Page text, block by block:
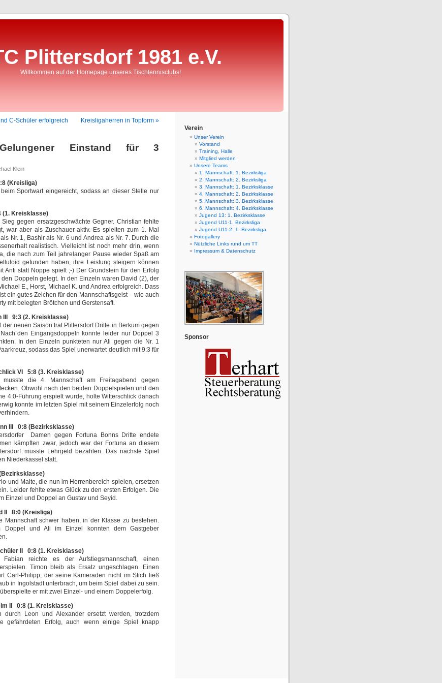
Plittersdorf 1981 e.V.
Willkommen auf der Homepage unseres Tischtennisclubs!
C-Schüler erfolgreich Kreisligaherren in Topform »
Einstand für 3
Klein
(Kreisliga)
Sportwart eingereicht, sodass an dieser Stelle nur
(1. Kreisklasse)
gegen ersatzgeschwächte Gegner. Christian fehlte
war aber als Zuschauer aktiv. Es spielten zum 1. Mal
Nr. 1, Bashir als Nr. 6 und Andrea als Nr. 7. Durch die
realistisch. Vielleicht ist noch mehr drin, wenn
die nach zum Teil jahrelanger Pause wieder Spaß am
gefunden haben, ihre Leistung steigern können
Anti statt Noppe spielt ;-) Der Grundstein für den Erfolg
Doppeln gelegt. In den Einzeln waren David (2), der
E., Horst, Michael K. und Andrea erfolgreich. Dass
ein gutes Zeichen für den Mannschaftsgeist – wie auch
mit belegten Brötchen und Gerstensaft.
III 9:3 (2. Kreisklasse)
der neuen Saison trat Plittersdorf Dritte in Berkum gegen
den Eingangsdoppeln konnte leider nur Doppel 3
In den Einzeln punkteten nur Ali gegen die Nr. 1
sodass das Spiel unerwartet deutlich mit 9:3 für
VI 5:8 (3. Kreisklasse)
musste die 4. Mannschaft am Freitagabend gegen
Obwohl nach den beiden Doppelspielen und den
4:0-Führung erspielt wurde, holte Witterschlick danach
konnte im letzten Spiel mit seinem Einzelerfolg noch
III 0:8 (Bezirksklasse)
Damen gegen Fortuna Bonns Dritte endete
kämpften zwar, jedoch war der Fortuna an diesem
musste Lehrgeld bezahlen. Das nächste Spiel
Niederkassel statt.
und Malte, die nun im Herrenbereich spielen, ersetzen
Leider fehlte etwas Glück zu den ersten Erfolgen. Die
Einzel und Doppel an Gustav und Seyid.
II 8:0 (Kreisliga)
Mannschaft schwer haben, in der Klasse zu bestehen.
Doppel und Ali im Einzel konnten dem Gastgeber
II 0:8 (1. Kreisklasse)
reichte es der Aufstiegsmannschaft, einen
Timon bleib als Ersatz ungeschlagen. Einen
Carl-Philipp, der seine Kameraden nicht im Stich ließ
in Ingolstadt unterbrach, um beim Spiel dabei zu sein.
er mit zwei Einzel- und einem Doppelerfolg.
II 0:8 (1. Kreisklasse)
durch Leon und Alexander ersetzt werden, trotzdem
gefährdeten Erfolg, auch wenn einige Spiel knapp
Verein
Unser Verein
Vorstand
Training, Halle
Mitglied werden
Unsere Teams
1. Mannschaft: 1. Bezirksliga
2. Mannschaft: 2. Bezirksliga
3. Mannschaft: 1. Bezirksklasse
4. Mannschaft: 2. Bezirksklasse
5. Mannschaft: 3. Bezirksklasse
6. Mannschaft: 4. Bezirksklasse
Jugend 13: 1. Bezirksklasse
Jugend U11-1. Bezirksliga
Jugend U11-2: 1. Bezirksliga
Fotogallery
Nützliche Links rund um TT
Impressum & Datenschutz
Sponsor